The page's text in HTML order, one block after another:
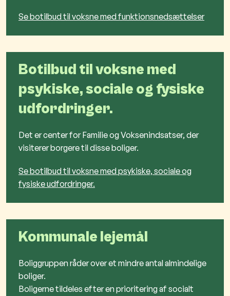
Se botilbud til voksne med funktionsnedsættelser
Botilbud til voksne med
psykiske, sociale og fysiske
udfordringer.
Det er center for Familie og Voksenindsatser, der
visiterer borgere til disse boliger.
Se botilbud til voksne med psykiske, sociale og
fysiske udfordringer.
Kommunale lejemål
Boliggruppen råder over et mindre antal almindelige
boliger.
Boligerne tildeles efter en prioritering af socialt